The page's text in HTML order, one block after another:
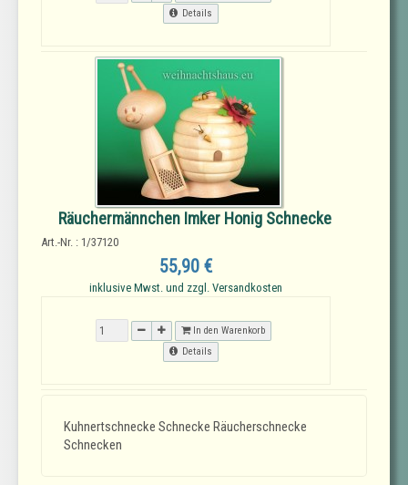
Details
Räuchermännchen Imker Honig Schnecke
Art.-Nr. : 1/37120
55,90 €
inklusive Mwst. und zzgl. Versandkosten
In den Warenkorb
Details
Kuhnertschnecke Schnecke Räucherschnecke
Schnecken